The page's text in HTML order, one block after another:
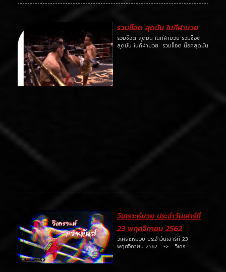
รวมช๊อต สุดมัน ในกีฬามวย
รวมช๊อต สุดมัน ในกีฬามวย รวมช๊อต
สุดมัน ในกีฬามวย รวมช็อต น๊อคสุดมัน
วิเคราะห์มวย ประจำวันเสาร์ที่
23 พฤศจิกายน 2562
วิเคราะห์มวย ประจำวันเสาร์ที่ 23
พฤศจิกายน 2562 -> วิเคร